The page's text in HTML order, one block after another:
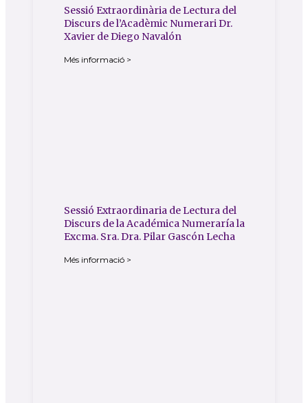
Sessió Extraordinària de Lectura del
Discurs de l’Acadèmic Numerari Dr.
Xavier de Diego Navalón
Més informació >
Sessió Extraordinaria de Lectura del
Discurs de la Académica Numeraría la
Excma. Sra. Dra. Pilar Gascón Lecha
Més informació >